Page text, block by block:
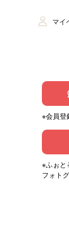
マイ
※会員登
※ふぉと
フォト